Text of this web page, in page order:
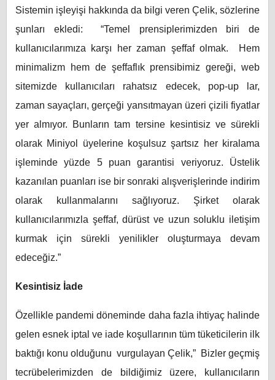
Sistemin işleyişi hakkında da bilgi veren Çelik, sözlerine
şunları ekledi: “Temel prensiplerimizden biri de
kullanıcılarımıza karşı her zaman şeffaf olmak. Hem
minimalizm hem de şeffaflık prensibimiz gereği, web
sitemizde kullanıcıları rahatsız edecek, pop-up lar,
zaman sayaçları, gerçeği yansıtmayan üzeri çizili fiyatlar
yer almıyor. Bunların tam tersine kesintisiz ve sürekli
olarak Miniyol üyelerine koşulsuz şartsız her kiralama
işleminde yüzde 5 puan garantisi veriyoruz. Üstelik
kazanılan puanları ise bir sonraki alışverişlerinde indirim
olarak kullanmalarını sağlıyoruz. Şirket olarak
kullanıcılarımızla şeffaf, dürüst ve uzun soluklu iletişim
kurmak için sürekli yenilikler oluşturmaya devam
edeceğiz.”
Kesintisiz İade
Özellikle pandemi döneminde daha fazla ihtiyaç halinde
gelen esnek iptal ve iade koşullarının tüm tüketicilerin ilk
baktığı konu olduğunu vurgulayan Çelik,” Bizler geçmiş
tecrübelerimizden de bildiğimiz üzere, kullanıcıların